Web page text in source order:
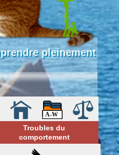
pleinement
Troubles du
comportement